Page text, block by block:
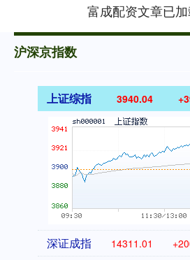
富成配资文章已
沪深京指数
上证综指 3940.04
深证成指 14311.01